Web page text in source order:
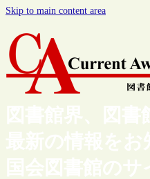
Skip to main content area
図書館界、図書
最新の情報を
国会図書館のサ